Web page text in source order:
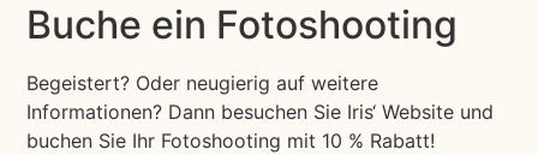
Buche ein Fotoshooting
Begeistert? Oder neugierig auf weitere
Informationen? Dann besuchen Sie Iris‘ Website und
buchen Sie Ihr Fotoshooting mit 10 % Rabatt!